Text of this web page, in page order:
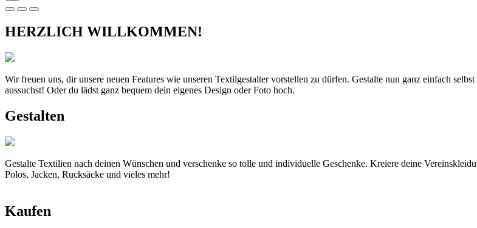
HERZLICH WILLKOMMEN!
Wir freuen uns, dir unsere neuen Features wie unseren Textilgestalter vorstellen zu dürfen. Gestalte nun ganz einfach
aussuchst! Oder du lädst ganz bequem dein eigenes Design oder Foto hoch.
Gestalten
Gestalte Textilien nach deinen Wünschen und verschenke so tolle und individuelle Geschenke. Kreiere deine
Polos, Jacken, Rucksäcke und vieles mehr!
Kaufen